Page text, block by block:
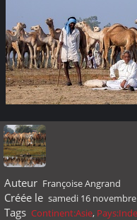
Auteur Françoise Angrand
Créée le samedi 16
Tags Continent:Asie, Pays:Inde